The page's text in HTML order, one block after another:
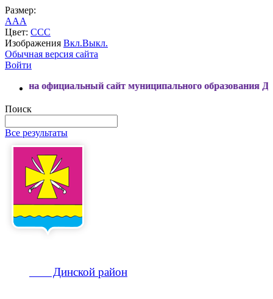
Размер:
AAA
Цвет: CCC
Изображения Вкл.Выкл.
Обычная версия сайта
Войти
сайт муниципального образования Динской
Поиск
Все результаты
Динской район